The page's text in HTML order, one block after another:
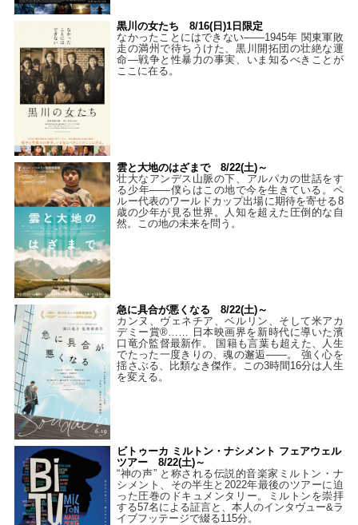
黒川の女たち 8/16(日)1日限定
なかったことにはできない——1945年 関東軍敗
走の満州で待ちうけた、黒川開拓団の壮絶な運
命―戦争と性暴力の事実、いま知るべきことが
ここに在る。
雲と大地のはざまで 8/22(土)～
壮大なアンデス山脈の下、アルパカの世話をす
る少年――僕らはこの地で今を生きている。ペ
ルー代表のワールドカップ出場に期待を寄せる8
歳の少年が見る世界。人知を超えた圧倒的な自
然。この地の未来を問う。
急に具合が悪くなる 8/22(土)～
カンヌ、ヴェネチア、ベルリン、そして米アカ
デミー賞®…… 日本映画界を新時代に導いた濱
口竜介監督最新作。 国籍も言葉も超えた、人生
でたった一度きりの、魂の邂逅――。 強く心を
揺さぶる、比類なき傑作。この3時間16分は人生
を変える。
ビトゥーカ ミルトン・ナシメント フェアウェル
ツアー 8/22(土)～
“神の声” と称される伝説的音楽家ミルトン・ナ
シメント、その半生と2022年最後のツアーに迫
った圧巻のドキュメンタリー。ミルトンを崇拝
する57名による証言と、本人のインタヴュー&ラ
イブフッテージで綴る115分。